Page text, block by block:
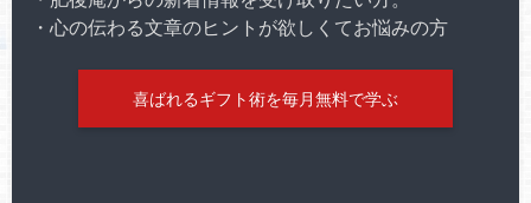
・心の伝わる文章のヒントが欲しくてお悩みの方
喜ばれるギフト術を毎月無料で学ぶ